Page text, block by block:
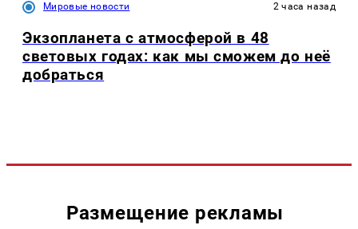
Мировые новости 2 часа назад
Экзопланета с атмосферой в 48
световых годах: как мы сможем до неё
добраться
Размещение рекламы